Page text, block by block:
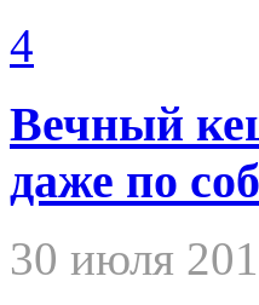
4
Вечный
даже по
30 июля